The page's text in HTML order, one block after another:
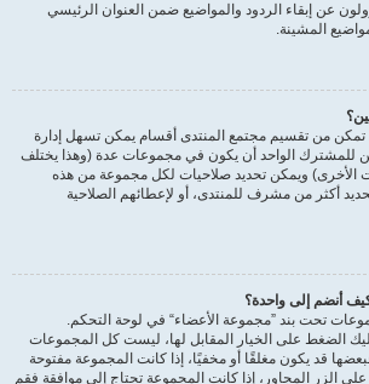
عن إبقاء الردود والمواضيع ضمن العنوان الرئيسي
المشينة.
من تقسيم مجتمع المنتدى أقسام يمكن تسهل إدارة
للمشترك الواحد أن يكون في مجموعات عدة (وهذا يختلف
الأخرى) ويمكن تحديد صلاحيات لكل مجموعة من هذه
أكثر من مشرف للمنتدى، أو لإعطائهم الصلاحية
أنضم إلى واحدة؟
تحت بند ”مجموعة الأعضاء“ في لوحة التحكم.
الضغط على الخيار المقابل لها، ليست كل المجموعات
قد يكون مغلقًا أو مخفيًا، إذا كانت المجموعة مفتوحة
على الزر المجاور، إذا كانت المجموعة تحتاج إلى موافقة فقم